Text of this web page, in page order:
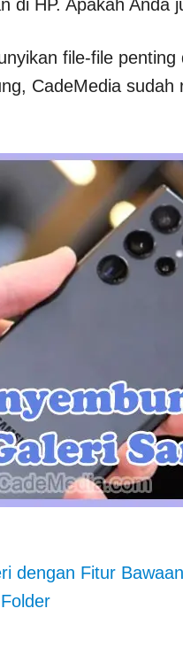
di HP. Apakah Anda
file-file
CadeMedia
dengan Fitur Bawaan